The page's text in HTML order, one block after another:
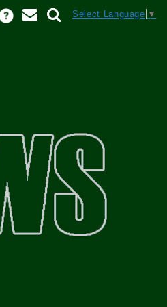
Select Language ▼